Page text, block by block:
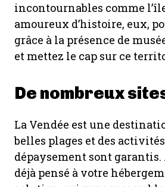
incontournables comme
amoureux d’histoire, eux,
grâce à la présence de
et mettez le cap sur ce
De nombreux
La Vendée est une
belles plages et des
dépaysement sont
déjà pensé à votre